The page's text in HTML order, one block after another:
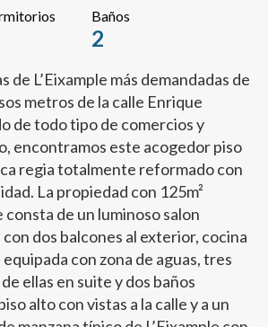
Baños
2
de L’Eixample más demandadas de
metros de la calle Enrique
de todo tipo de comercios y
encontramos este acogedor piso
regia totalmente reformado con
La propiedad con 125m²
de un luminoso salon
con dos balcones al exterior, cocina
con zona de aguas, tres
ellas en suite y dos baños
alto con vistas a la calle y a un